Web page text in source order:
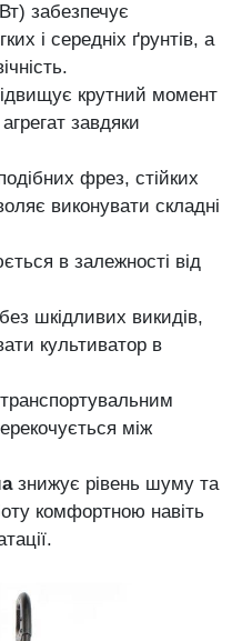
забезпечує
і середніх ґрунтів, а
крутний момент
завдяки
фрез, стійких
виконувати складні
в залежності від
шкідливих викидів,
культиватор в
між
знижує рівень шуму та
комфортною навіть